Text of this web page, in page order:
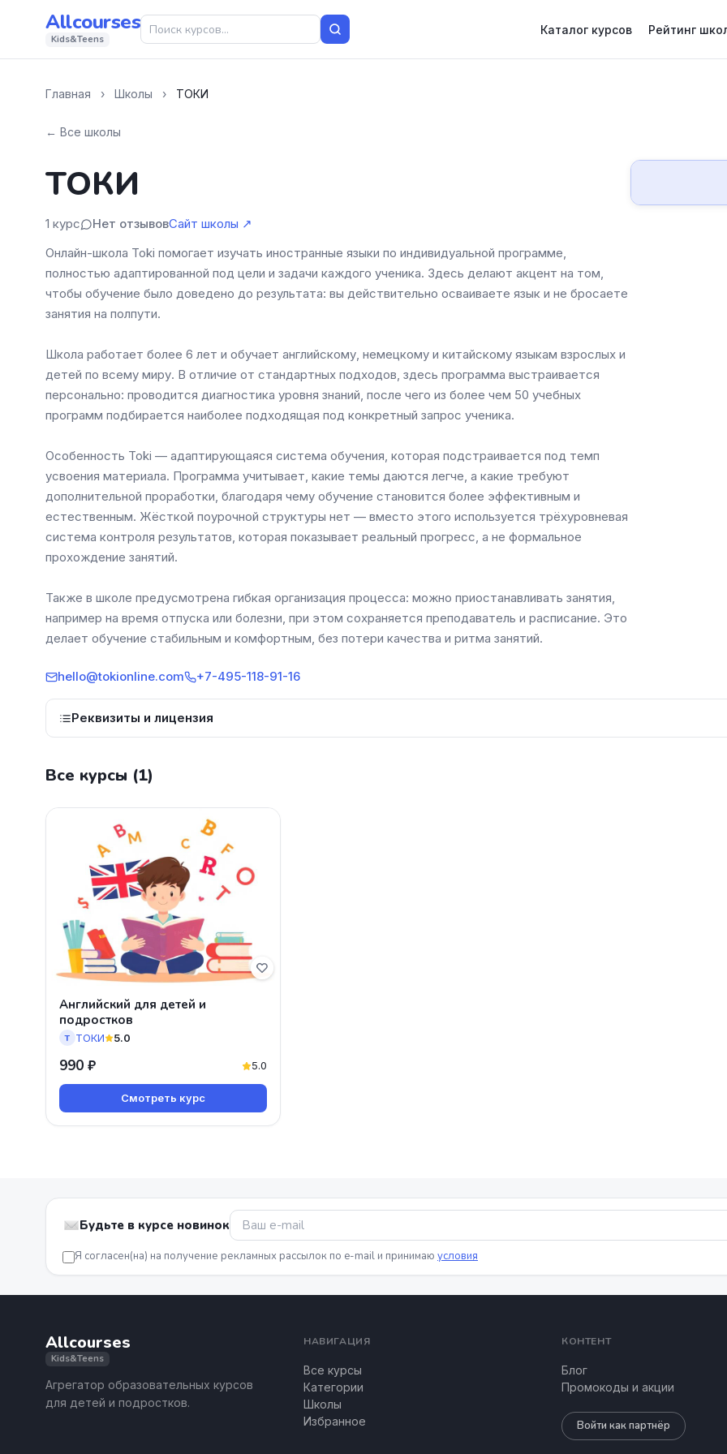
Allcourses
Kids&Teens
Каталог курсов Рейтинг
Главная › Школы › ТОКИ
← Все школы
ТОКИ
1 курс Нет отзывовСайт школы ↗
Онлайн-школа Toki помогает изучать иностранные языки по индивидуальной программе,
полностью адаптированной под цели и задачи каждого ученика. Здесь делают акцент на том,
чтобы обучение было доведено до результата: вы действительно осваиваете язык и не бросаете
занятия на полпути.
Школа работает более 6 лет и обучает английскому, немецкому и китайскому языкам взрослых и
детей по всему миру. В отличие от стандартных подходов, здесь программа выстраивается
персонально: проводится диагностика уровня знаний, после чего из более чем 50 учебных
программ подбирается наиболее подходящая под конкретный запрос ученика.
Особенность Toki — адаптирующаяся система обучения, которая подстраивается под темп
усвоения материала. Программа учитывает, какие темы даются легче, а какие требуют
дополнительной проработки, благодаря чему обучение становится более эффективным и
естественным. Жёсткой поурочной структуры нет — вместо этого используется трёхуровневая
система контроля результатов, которая показывает реальный прогресс, а не формальное
прохождение занятий.
Также в школе предусмотрена гибкая организация процесса: можно приостанавливать занятия,
например на время отпуска или болезни, при этом сохраняется преподаватель и расписание. Это
делает обучение стабильным и комфортным, без потери качества и ритма занятий.
hello@tokionline.com +7-495-118-91-16
Реквизиты и лицензия
Все курсы (1)
Английский для детей и
подростков
Т ТОКИ 5.0
990 ₽ 5.0
Смотреть курс
Будьте в курсе новинок
Я согласен(на) на получение рекламных рассылок по e-mail и принимаю условия
Allcourses
Kids&Teens
Агрегатор образовательных курсов
для детей и подростков.
НАВИГАЦИЯ
Все курсы
Категории
Школы
Избранное
КОНТЕНТ
Блог
Промокоды и акции
Войти как партнёр